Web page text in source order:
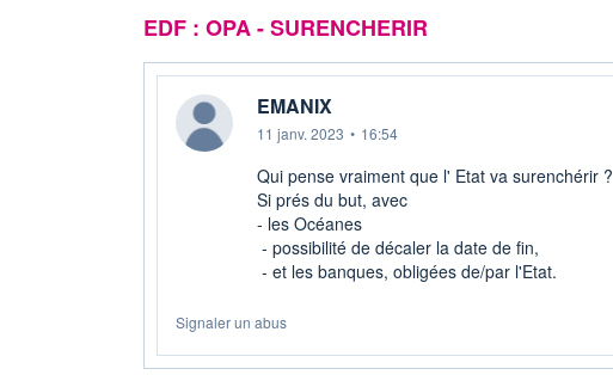
EDF : OPA - SURENCHERIR
EMANIX
11 janv. 2023 • 16:54
Qui pense vraiment que l' Etat va surenchérir ?
Si prés du but, avec
- les Océanes
- possibilité de décaler la date de fin,
- et les banques, obligées de/par l'Etat.
Signaler un abus